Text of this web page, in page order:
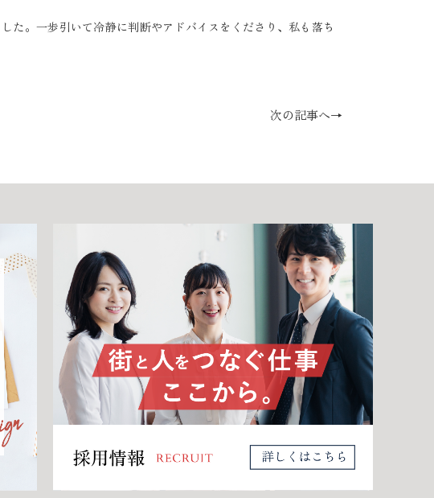
た。一歩引いて冷静に判断やアドバイスをくださり、私も落ち
次の記事へ→